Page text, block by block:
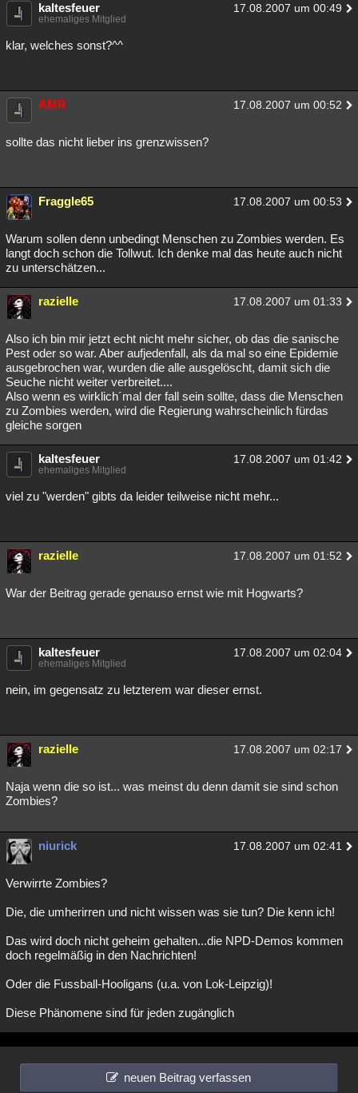
kaltesfeuer 17.08.2007 um 00:49
ehemaliges Mitglied
klar, welches sonst?^^
AMR 17.08.2007 um 00:52
sollte das nicht lieber ins grenzwissen?
Fraggle65 17.08.2007 um 00:53
Warum sollen denn unbedingt Menschen zu Zombies werden. Es
langt doch schon die Tollwut. Ich denke mal das heute auch nicht
zu unterschätzen...
razielle 17.08.2007 um 01:33
Also ich bin mir jetzt echt nicht mehr sicher, ob das die sanische
Pest oder so war. Aber aufjedenfall, als da mal so eine Epidemie
ausgebrochen war, wurden die alle ausgelöscht, damit sich die
Seuche nicht weiter verbreitet....
Also wenn es wirklich´mal der fall sein sollte, dass die Menschen
zu Zombies werden, wird die Regierung wahrscheinlich fürdas
gleiche sorgen
kaltesfeuer 17.08.2007 um 01:42
ehemaliges Mitglied
viel zu "werden" gibts da leider teilweise nicht mehr...
razielle 17.08.2007 um 01:52
War der Beitrag gerade genauso ernst wie mit Hogwarts?
kaltesfeuer 17.08.2007 um 02:04
ehemaliges Mitglied
nein, im gegensatz zu letzterem war dieser ernst.
razielle 17.08.2007 um 02:17
Naja wenn die so ist... was meinst du denn damit sie sind schon
Zombies?
niurick 17.08.2007 um 02:41
Verwirrte Zombies?
Die, die umherirren und nicht wissen was sie tun? Die kenn ich!
Das wird doch nicht geheim gehalten...die NPD-Demos kommen
doch regelmäßig in den Nachrichten!
Oder die Fussball-Hooligans (u.a. von Lok-Leipzig)!
Diese Phänomene sind für jeden zugänglich
neuen Beitrag verfassen